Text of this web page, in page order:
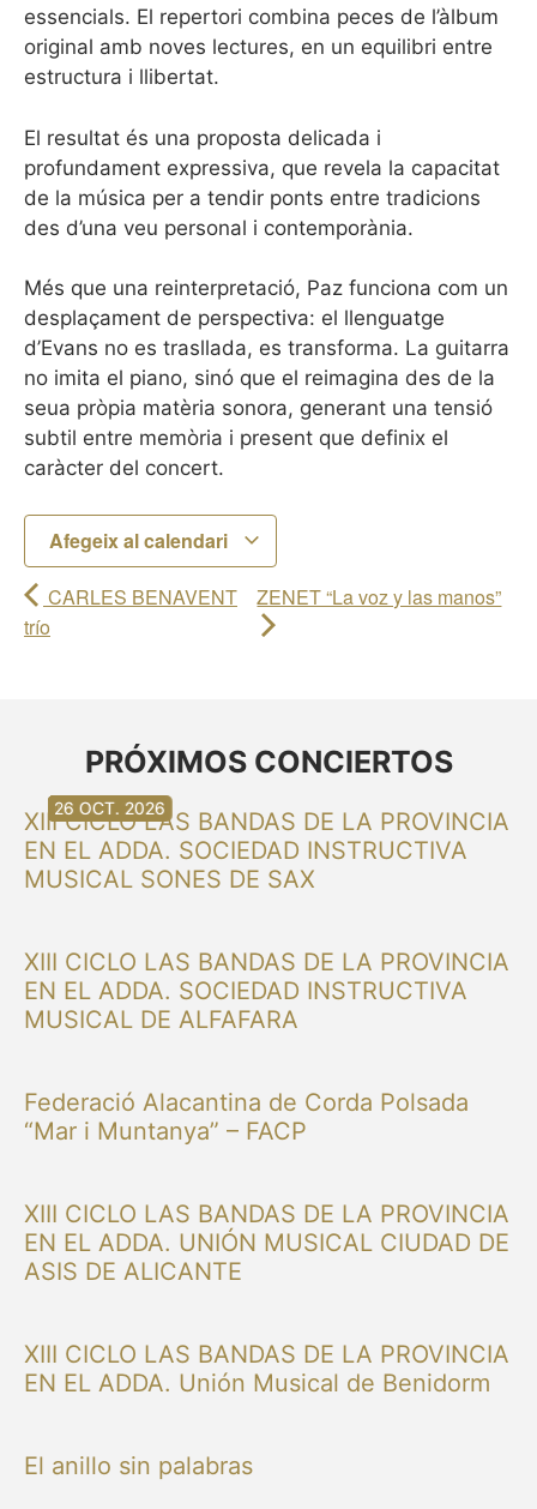
essencials. El repertori combina peces de l’àlbum
original amb noves lectures, en un equilibri entre
estructura i llibertat.
El resultat és una proposta delicada i
profundament expressiva, que revela la capacitat
de la música per a tendir ponts entre tradicions
des d’una veu personal i contemporània.
Més que una reinterpretació, Paz funciona com un
desplaçament de perspectiva: el llenguatge
d’Evans no es trasllada, es transforma. La guitarra
no imita el piano, sinó que el reimagina des de la
seua pròpia matèria sonora, generant una tensió
subtil entre memòria i present que definix el
caràcter del concert.
Afegeix al calendari
CARLES BENAVENT
trío
ZENET “La voz y las manos”
PRÓXIMOS CONCIERTOS
XIII CICLO LAS BANDAS DE LA PROVINCIA
EN EL ADDA. SOCIEDAD INSTRUCTIVA
MUSICAL SONES DE SAX
30 AG. 2026
XIII CICLO LAS BANDAS DE LA PROVINCIA
EN EL ADDA. SOCIEDAD INSTRUCTIVA
MUSICAL DE ALFAFARA
30 AG. 2026
Federació Alacantina de Corda Polsada
“Mar i Muntanya” – FACP
13 SET. 2026
XIII CICLO LAS BANDAS DE LA PROVINCIA
EN EL ADDA. UNIÓN MUSICAL CIUDAD DE
ASIS DE ALICANTE
20 SET. 2026
XIII CICLO LAS BANDAS DE LA PROVINCIA
EN EL ADDA. Unión Musical de Benidorm
20 SET. 2026
El anillo sin palabras
26 SET. 2026
03 OCT. 2026
16 OCT. 2026
26 OCT. 2026